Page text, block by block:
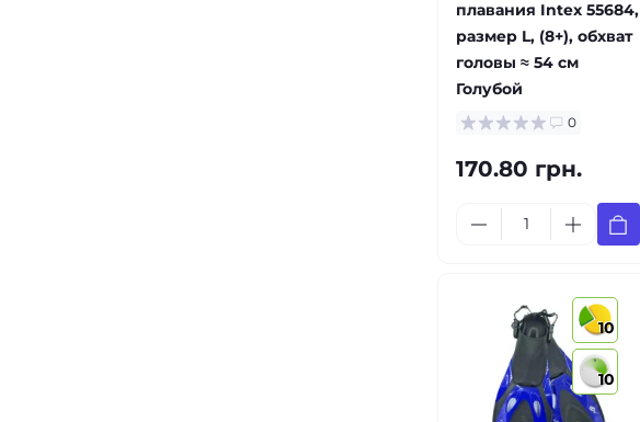
плавания Intex 55684,
размер L, (8+), обхват
головы ≈ 54 см
Голубой
0
170.80 грн.
10
10